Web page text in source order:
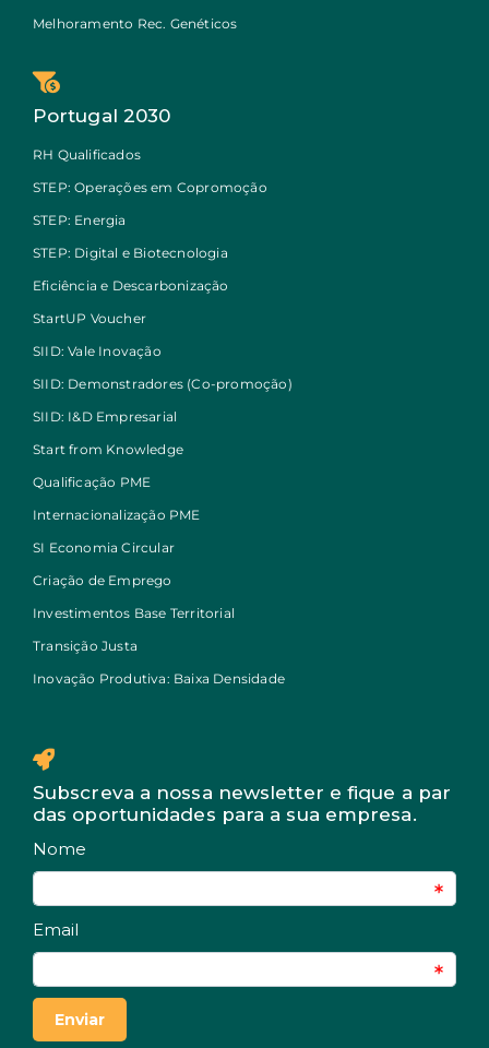
Melhoramento Rec. Genéticos
Portugal 2030
RH Qualificados
STEP: Operações em Copromoção
STEP: Energia
STEP: Digital e Biotecnologia
Eficiência e Descarbonização
StartUP Voucher
SIID: Vale Inovação
SIID: Demonstradores (Co-promoção)
SIID: I&D Empresarial
Start from Knowledge
Qualificação PME
Internacionalização PME
SI Economia Circular
Criação de Emprego
Investimentos Base Territorial
Transição Justa
Inovação Produtiva: Baixa Densidade
Subscreva a nossa newsletter e fique a par
das oportunidades para a sua empresa.